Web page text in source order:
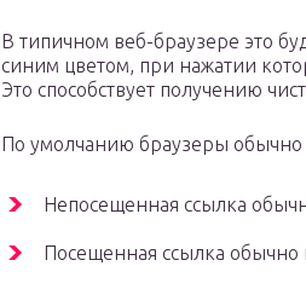
В типичном веб-браузере это
синим цветом, при нажатии
Это способствует получению
По умолчанию браузеры обычно
Непосещенная ссылка
Посещенная ссылка